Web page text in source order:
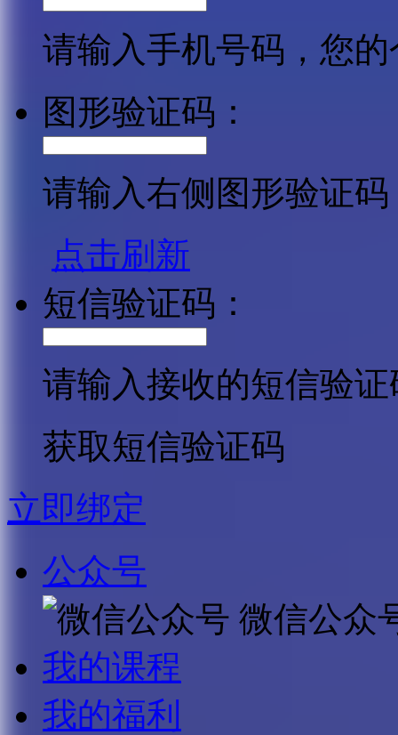
请输入手机号码，您
图形验证码：
请输入右侧图形验证码
点击刷新
短信验证码：
请输入接收的短信验证
获取短信验证码
立即绑定
公众号
微信公众
我的课程
我的福利